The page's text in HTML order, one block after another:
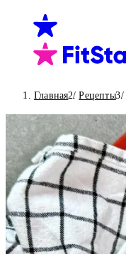
Главная Рецепты